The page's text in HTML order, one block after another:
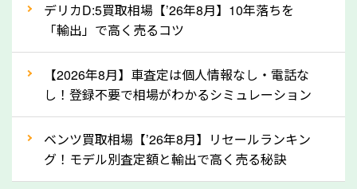
月割りで返還されるものです。ですから、自動車税の
還付金は早めに売却するほど多く還付されます。不要
な車は早めに廃車手続きをしたほうが良いでしょう。
③自動車税の還付金の扱いについて確認し
ましょう！
車を廃車にすると、自動車税の還付金を受け取ること
ができる場合があります。廃車買取業者の中には、還
デリカD:5買取相場【’26年8月】10年落ちを
「輸出」で高く売るコツ
【2026年8月】車査定は個人情報なし・電話な
し！登録不要で相場がわかるシミュレーション
ベンツ買取相場【’26年8月】リセールランキン
グ！モデル別査定額と輸出で高く売る秘訣